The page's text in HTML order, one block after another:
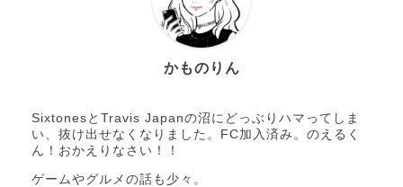
かものりん
SixtonesとTravis Japanの沼にどっぶりハマってしま
い、抜け出せなくなりました。FC加入済み。のえるく
ん！おかえりなさい！！
ゲームやグルメの話も少々。